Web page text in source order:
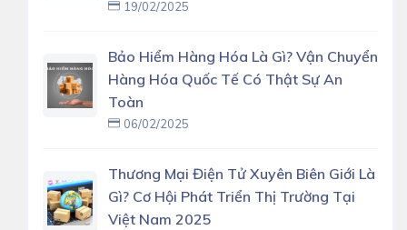
19/02/2025
Bảo Hiểm Hàng Hóa Là Gì? Vận Chuyển
Hàng Hóa Quốc Tế Có Thật Sự An
Toàn
06/02/2025
Thương Mại Điện Tử Xuyên Biên Giới Là
Gì? Cơ Hội Phát Triển Thị Trường Tại
Việt Nam 2025